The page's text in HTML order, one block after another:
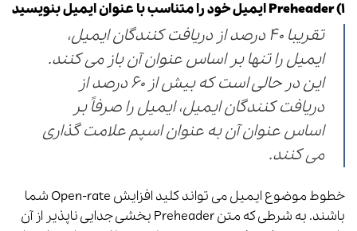
۱) Preheader ایمیل خود را متناسب با عنوان ایمیل بنویسید
تقریبا ۴۰ درصد از دریافت کنندگان ایمیل،
ایمیل را تنها بر اساس عنوان آن باز می کنند.
این در حالی است که بیش از ۶۰ درصد از
دریافت کنندگان ایمیل، ایمیل را صرفاً بر
اساس عنوان آن به عنوان اسپم علامت گذاری
می کنند.
خطوط موضوع ایمیل می تواند کلید افزایش Open-rate شما
باشند. به شرطی که متن Preheader بخشی جدایی ناپذیر از آن